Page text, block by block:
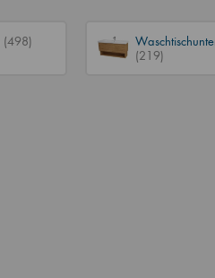
(498)
(219)